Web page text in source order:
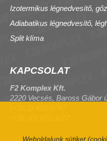
Weboldalunk sütiket
Izotermikus légnedvesítő,
Adiabatikus légnedvesítő,
Split klíma
KAPCSOLAT
F2 Komplex Kft.
2220 Vecsés, Baross Gábor